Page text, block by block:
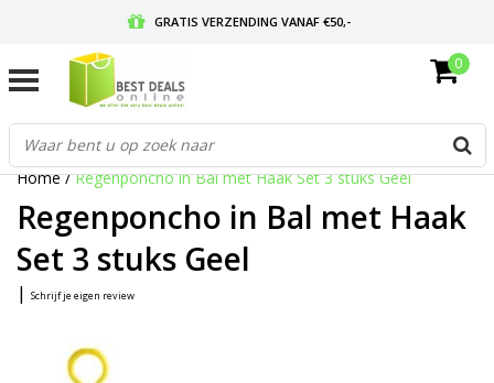
GRATIS VERZENDING VANAF €50,-
GRATIS RETOURNEREN EN 30 DAGEN BEDENKTIJD
0
Home/Regenponcho in Bal met Haak Set 3 stuks Geel
Regenponcho in Bal met Haak
Set 3 stuks Geel
| Schrijf je eigen review